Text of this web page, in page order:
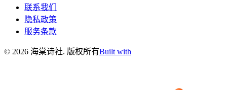
联系我们
隐私政策
服务条款
© 2026 海棠诗社. 版权所有Built with